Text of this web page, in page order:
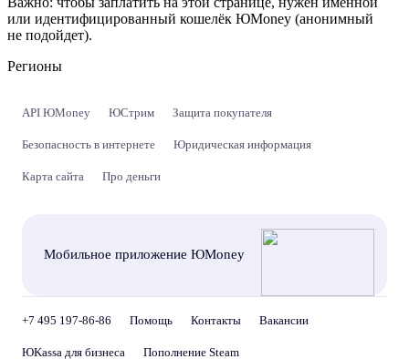
или идентифицированный кошелёк ЮMoney (анонимный
не подойдет).
Регионы
API ЮMoney ЮСтрим Защита покупателя
Безопасность в интернете Юридическая информация
Карта сайта Про деньги
Мобильное приложение ЮMoney
+7 495 197-86-86 Помощь Контакты Вакансии
ЮKassa для бизнеса Пополнение Steam